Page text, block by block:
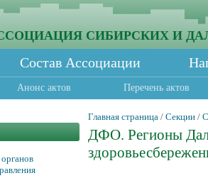
СИБИРСКИХ И
Состав Ассоциации
Анонс актов Перечень актов
Главная страница / Секции /
ДФО. Регионы